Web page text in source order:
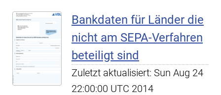
Bankdaten für Länder die
nicht am SEPA-Verfahren
beteiligt sind
Zuletzt aktualisiert: Sun Aug 24
22:00:00 UTC 2014